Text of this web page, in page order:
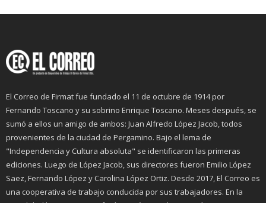
El Correo de Firmat fue fundado el 11 de octubre de 1914 por
Fernando Toscano y su sobrino Enrique Toscano. Meses después, se
sumó a ellos un amigo de ambos: Juan Alfredo López Jacob, todos
provenientes de la ciudad de Pergamino. Bajo el lema de
"Independencia y Cultura absoluta" se identificaron las primeras
ediciones. Luego de López Jacob, sus directores fueron Emilio López
Saez, Fernando López y Carolina López Ortiz. Desde 2017, El Correo es
una cooperativa de trabajo conducida por sus trabajadores. En la